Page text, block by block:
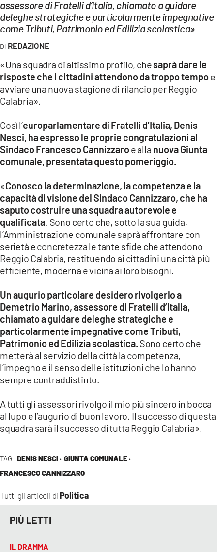
LAC ONAIR
Network
LACPLAY.IT
LACTV.IT
LACONAIR.IT
LACITYMAG.IT
ILREGGINO.IT
COSENZACHANNEL.IT
ILVIBONESE.IT
CATANZAROCHANNEL.IT
LACAPITALENEWS.IT
App
ANDROID
APPLE
assessore di Fratelli d’Italia, chiamato a guidare
deleghe strategiche e particolarmente impegnative
come Tributi, Patrimonio ed Edilizia scolastica»
REDAZIONE
TAG DENIS NESCI · GIUNTA COMUNALE ·
FRANCESCO CANNIZZARO
Tutti gli articoli di Politica
«Una squadra di altissimo profilo, chesaprà dare le
risposte che i cittadini attendono da troppo tempoe
avviare una nuova stagione di rilancio per Reggio
Calabria».
Così l’europarlamentare di Fratelli d’Italia, Denis
Nesci, ha espresso le proprie congratulazioni al
Sindaco Francesco Cannizzaroe alla nuova Giunta
comunale, presentata questo pomeriggio.
«Conosco la determinazione, la competenza e la
capacità di visione del Sindaco Cannizzaro, che ha
saputo costruire una squadra autorevole e
qualificata . Sono certo che, sotto la sua guida,
l’Amministrazione comunale saprà affrontare con
serietà e concretezza le tante sfide che attendono
Reggio Calabria, restituendo ai cittadini una città più
efficiente, moderna e vicina ai loro bisogni.
Un augurio particolare desidero rivolgerlo a
Demetrio Marino, assessore di Fratelli d’Italia,
chiamato a guidare deleghe strategiche e
particolarmente impegnative come Tributi,
Patrimonio ed Edilizia scolastica. Sono certo che
metterà al servizio della città la competenza,
l’impegno e il senso delle istituzioni che lo hanno
sempre contraddistinto.
A tutti gli assessori rivolgo il mio più sincero in bocca
al lupo e l’augurio di buon lavoro. Il successo di questa
squadra sarà il successo di tutta Reggio Calabria».
PIÙ LETTI
IL DRAMMA